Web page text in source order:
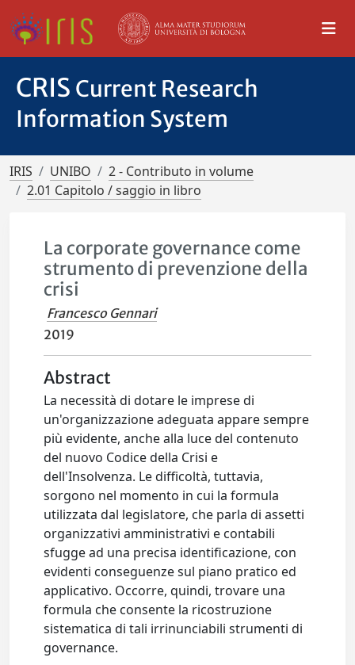
CRIS Current Research
Information System
IRIS UNIBO
2 - Contributo in volume
2.01 Capitolo / saggio in libro
La corporate governance come
strumento di prevenzione della
crisi
Francesco Gennari
2019
Abstract
La necessità di dotare le imprese di
un'organizzazione adeguata appare sempre
più evidente, anche alla luce del contenuto
del nuovo Codice della Crisi e
dell'Insolvenza. Le difficoltà, tuttavia,
sorgono nel momento in cui la formula
utilizzata dal legislatore, che parla di assetti
organizzativi amministrativi e contabili
sfugge ad una precisa identificazione, con
evidenti conseguenze sul piano pratico ed
applicativo. Occorre, quindi, trovare una
formula che consente la ricostruzione
sistematica di tali irrinunciabili strumenti di
governance.